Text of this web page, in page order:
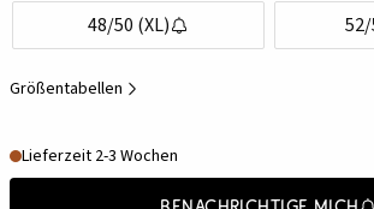
48/50 (XL) 52/
Größentabellen
Lieferzeit 2-3 Wochen